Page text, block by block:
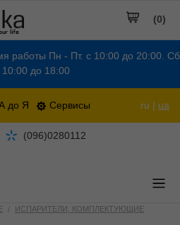
работы Пн - Пт. с 10:00 до 20:00. Сб
10:00 до 18:00
до Я Сервисы ru | ua
(0)
(096)0280112
ИСПАРИТЕЛИ, КОМПЛЕКТУЮЩИЕ